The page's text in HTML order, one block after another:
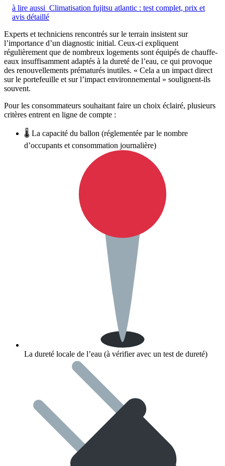
à lire aussi Climatisation fujitsu atlantic : test complet, prix et
avis détaillé
Experts et techniciens rencontrés sur le terrain insistent sur
l’importance d’un diagnostic initial. Ceux-ci expliquent
régulièrement que de nombreux logements sont équipés de chauffe-
eaux insuffisamment adaptés à la dureté de l’eau, ce qui provoque
des renouvellements prématurés inutiles. « Cela a un impact direct
sur le portefeuille et sur l’impact environnemental » soulignent-ils
souvent.
Pour les consommateurs souhaitant faire un choix éclairé, plusieurs
critères entrent en ligne de compte :
🌡 La capacité du ballon (réglementée par le nombre
d’occupants et consommation journalière)
La dureté locale de l’eau (à vérifier avec un test de dureté)